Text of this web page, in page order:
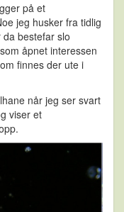
på et
jeg husker fra tidlig
bestefar slo
åpnet interessen
finnes der ute i
når jeg ser svart
viser et